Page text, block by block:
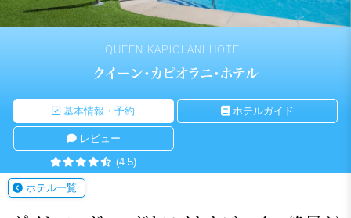
QUEEN KAPIOLANI HOTEL
クイーン・カピオラニ・ホテル
基本情報・予約 ホテルガイド
レビュー
(4.5)
ホテル一覧